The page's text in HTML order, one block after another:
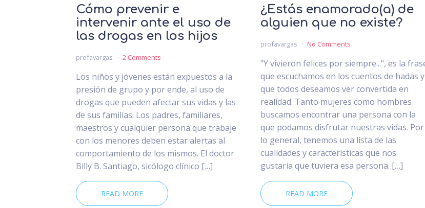
Cómo prevenir e
intervenir ante el uso de
las drogas en los hijos
profavargas 2 Comments
Los niños y jóvenes están expuestos a la
presión de grupo y por ende, al uso de
drogas que pueden afectar sus vidas y las
de sus familias. Los padres, familiares,
maestros y cualquier persona que trabaje
con los menores deben estar alertas al
comportamiento de los mismos. El doctor
Billy B. Santiago, sicólogo clínico […]
READ MORE
¿Estás enamorado(a) de
alguien que no existe?
profavargas No Comments
"Y vivieron felices por siempre...", es la
que escuchamos en los cuentos de hadas y
que todos deseamos ver convertida en
realidad. Tanto mujeres como hombres
buscamos encontrar una persona con la
que podamos disfrutar nuestras vidas. Por
lo general, tenemos una lista de las
cualidades y características que nos
gustaría que tuviera esa persona. […]
READ MORE